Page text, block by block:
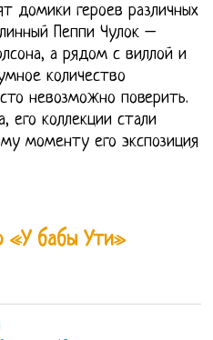
домики героев различных
Пеппи Чулок –
а рядом с виллой и
количество
невозможно поверить.
его коллекции стали
моменту его экспозиция
«У бабы Ути»